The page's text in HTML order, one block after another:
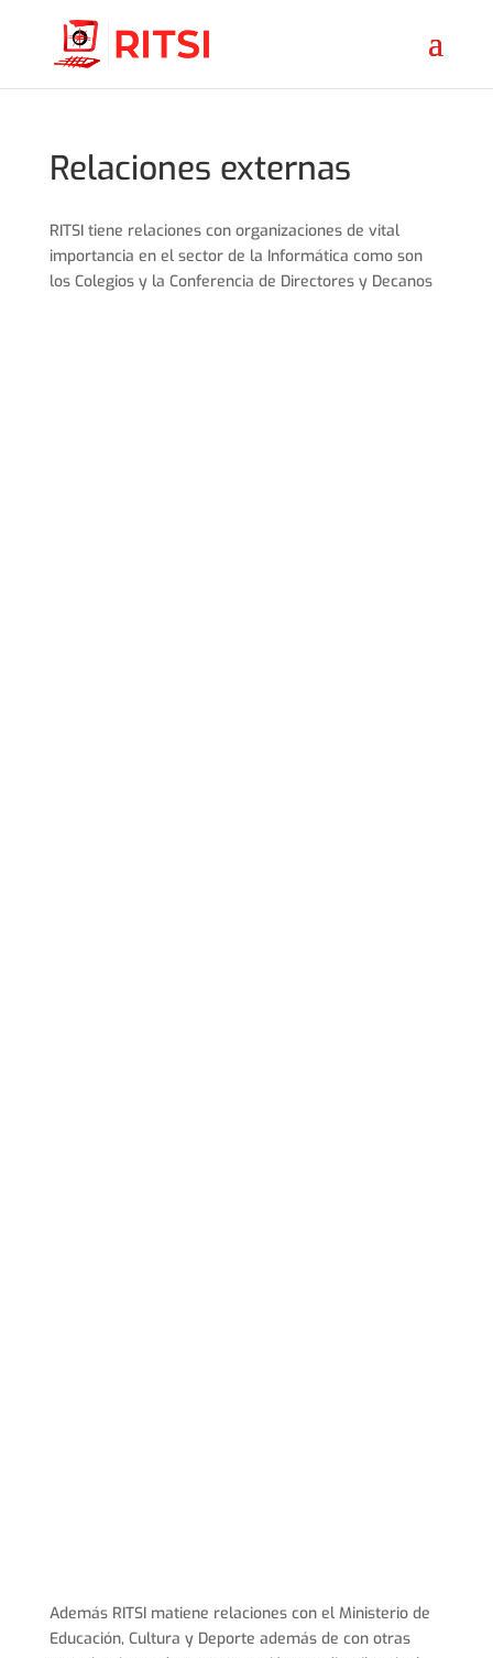
Relaciones externas
RITSI tiene relaciones con organizaciones de vital
importancia en el sector de la Informática como son
los Colegios y la Conferencia de Directores y Decanos
Además RITSI matiene relaciones con el Ministerio de
Educación, Cultura y Deporte además de con otras